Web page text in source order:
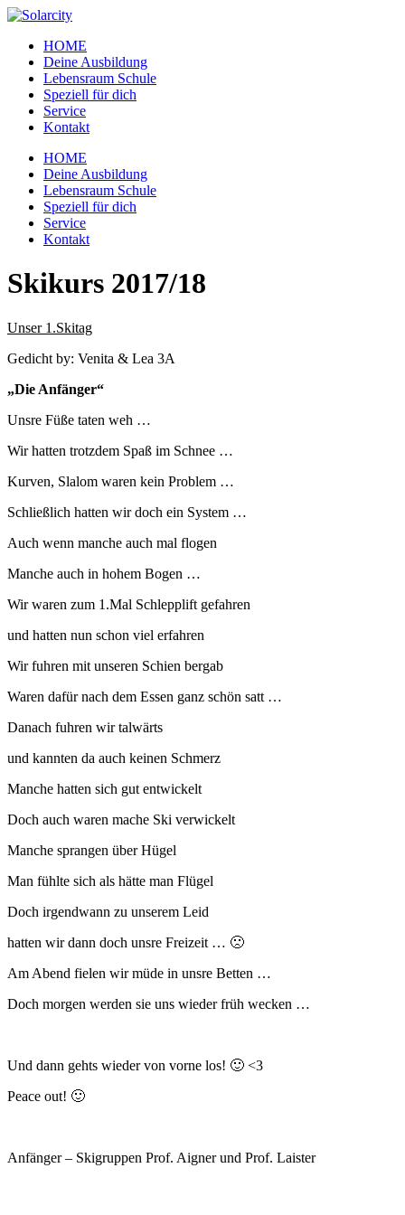
Zum
wechselnHOME
Deine Ausbildung
Lebensraum Schule
Speziell für dich
Service
Kontakt
Menü
HOME
Deine Ausbildung
Lebensraum Schule
Speziell für dich
Service
Kontakt
Skikurs 2017/18
Unser 1.Skitag
Gedicht by: Venita & Lea 3A
„Die Anfänger“
Unsre Füße taten weh …
Wir hatten trotzdem Spaß im Schnee …
Kurven, Slalom waren kein Problem …
Schließlich hatten wir doch ein System …
Auch wenn manche auch mal flogen
Manche auch in hohem Bogen …
Wir waren zum 1.Mal Schlepplift gefahren
und hatten nun schon viel erfahren
Wir fuhren mit unseren Schien bergab
Waren dafür nach dem Essen ganz schön satt …
Danach fuhren wir talwärts
und kannten da auch keinen Schmerz
Manche hatten sich gut entwickelt
Doch auch waren mache Ski verwickelt
Manche sprangen über Hügel
Man fühlte sich als hätte man Flügel
Doch irgendwann zu unserem Leid
hatten wir dann doch unsre Freizeit … 🙁
Am Abend fielen wir müde in unsre Betten …
Doch morgen werden sie uns wieder früh wecken …
Und dann gehts wieder von vorne los! 🙂 <3
Peace out! 🙂
Anfänger – Skigruppen Prof. Aigner und Prof. Laister